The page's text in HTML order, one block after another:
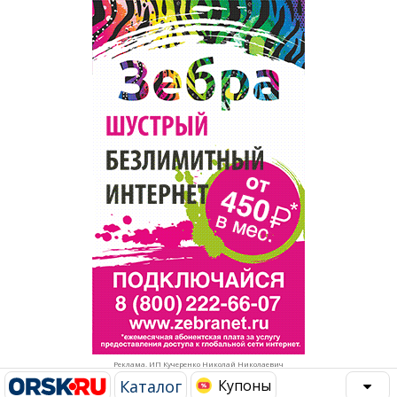
Реклама. ИП Кучеренко Николай Николаевич
Каталог Купоны
Рестораны, кафе, бары
Развлечения и отдых
Спорт Фитнес
Недвижимость
Красота Косметология
Торговля
Бизнес и финансы
Юристы, Экспертиза, Страхование
Ремонт
Социальные организации
Это интересно
Администрация
Популярное →